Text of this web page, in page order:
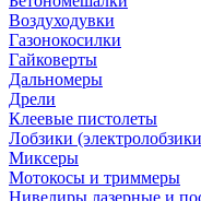
Воздуходувки
Газонокосилки
Гайковерты
Дальномеры
Дрели
Клеевые пистолеты
Лобзики
Миксеры
Мотокосы и триммеры
Нивелиры лазерные и